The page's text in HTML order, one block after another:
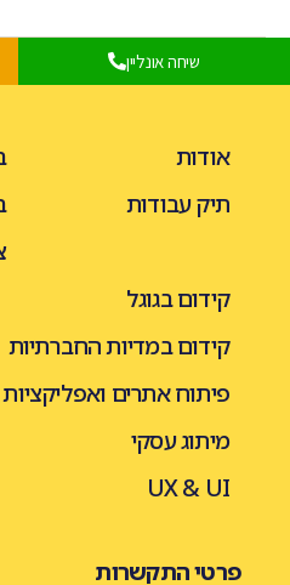
שיחה אונליין
אודות
תיק עבודות
קידום בגוגל
קידום במדיות החברתיות
פיתוח אתרים ואפליקציות
מיתוג עסקי
UX & UI
פרטי התקשרות